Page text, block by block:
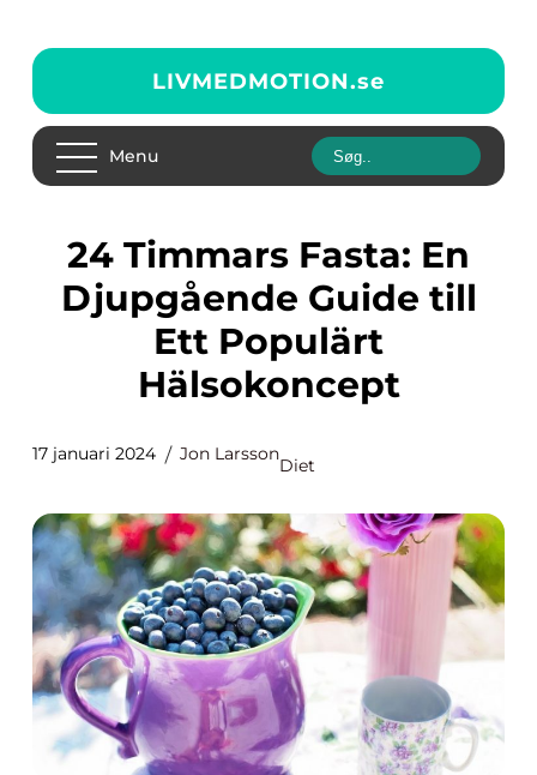
LIVMEDMOTION.se
Menu
24 Timmars Fasta: En
Djupgående Guide till
Ett Populärt
Hälsokoncept
17 januari 2024 Jon Larsson
Diet